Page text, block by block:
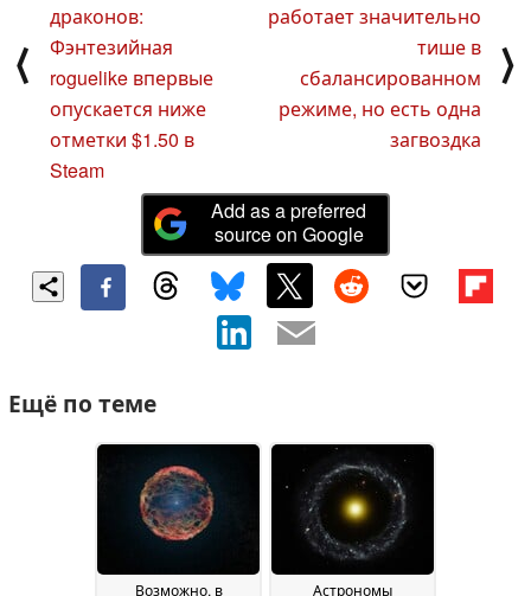
⟨
драконов:
Фэнтезийная
roguelike впервые
опускается ниже
отметки $1.50 в
Steam
работает значительно
тише в
сбалансированном
режиме, но есть одна
загвоздка
⟩
Add as a preferred
source on Google
Ещё по теме
Возможно, в
Астрономы